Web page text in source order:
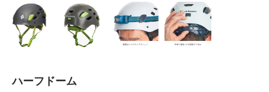
ハーフドーム